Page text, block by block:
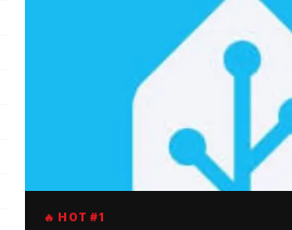
🔥 HOT #1